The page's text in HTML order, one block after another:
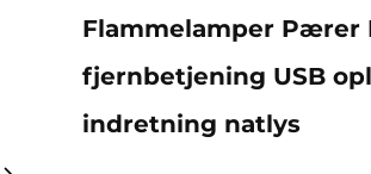
Flammelamper Pærer
fjernbetjening USB
indretning natlys